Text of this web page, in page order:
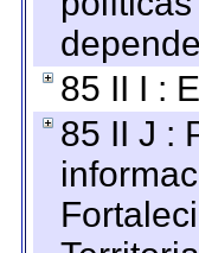
85 II I :
85 II J :